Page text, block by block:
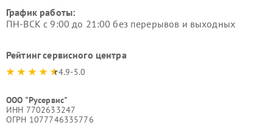
График работы:
ПН-ВСК с 9:00 до 21:00 без перерывов и выходных
Рейтинг сервисного центра
4.9-5.0
ООО "Русервис"
ИНН 7702633247
ОГРН 1077746335776